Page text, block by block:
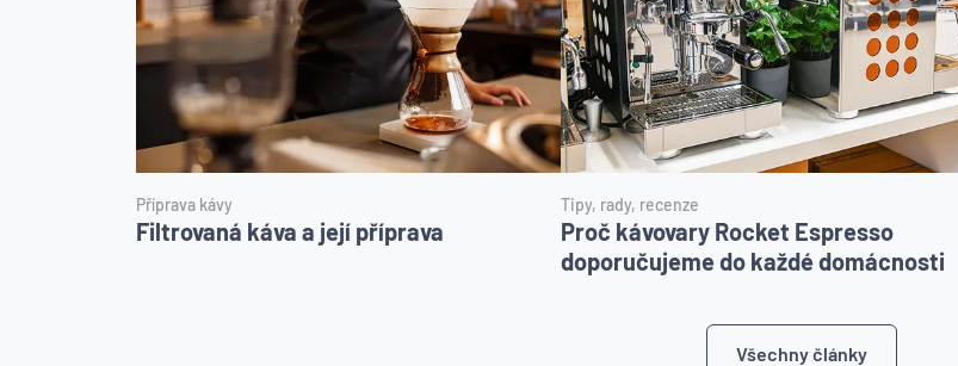
Příprava kávy
Filtrovaná káva a její příprava
Tipy, rady, recenze
Proč kávovary Rocket Espresso
doporučujeme do každé domácnosti
Všechny články